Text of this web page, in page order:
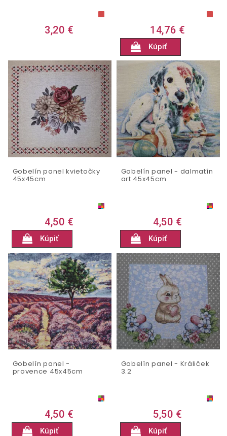
3,20 € 14,76 €
Kúpiť
Gobelín panel kvietočky
45x45cm
4,50 €
Kúpiť
Gobelín panel - dalmatín
art 45x45cm
4,50 €
Kúpiť
Gobelín panel -
provence 45x45cm
4,50 €
Kúpiť
Gobelín panel - Králiček
3.2
5,50 €
Kúpiť